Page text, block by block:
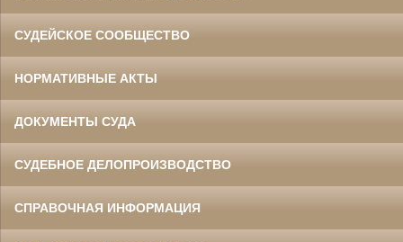
СУДЕЙСКОЕ СООБЩЕСТВО
НОРМАТИВНЫЕ АКТЫ
ДОКУМЕНТЫ СУДА
СУДЕБНОЕ ДЕЛОПРОИЗВОДСТВО
СПРАВОЧНАЯ ИНФОРМАЦИЯ